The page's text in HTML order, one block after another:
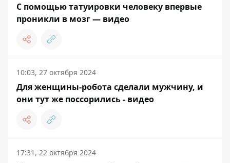
С помощью татуировки человеку впервые
проникли в мозг — видео
10:03, 27 октября 2024
Для женщины-робота сделали мужчину, и
они тут же поссорились - видео
17:31, 22 октября 2024